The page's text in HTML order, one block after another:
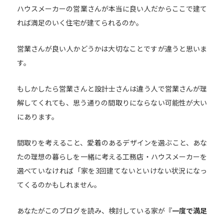
ハウスメーカーの営業さんが本当に良い人だからここで建て
れば満足のいく住宅が建てられるのか。
営業さんが良い人かどうかは大切なことですが違うと思いま
す。
もしかしたら営業さんと設計士さんは違う人で営業さんが理
解してくれても、思う通りの間取りにならない可能性が大い
にあります。
間取りを考えること、愛着のあるデザインを選ぶこと、あな
たの理想の暮らしを一緒に考える工務店・ハウスメーカーを
選べていなければ「家を3回建てないといけない状況になっ
てくるのかもしれません。
あなたがこのブログを読み、検討している家が『一度で満足